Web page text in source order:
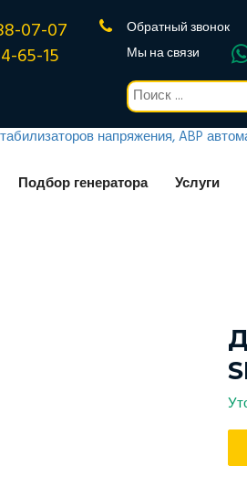
07-07
65-15
Обратный звонок
Мы на связи
Подбор генератора Услуги